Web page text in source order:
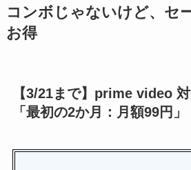
コンボじゃないけど、セ
お得
【3/21まで】prime video
「最初の2か月：月額99円」